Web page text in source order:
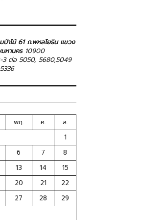
าไม้ 61 ถ.พหลโยธิน แขวง
หานคร 10900
3 ต่อ 5050, 5680,5049
พฤ. ศ.
ส.
1
6 7
8
13 14
15
20 21
22
27 28
29